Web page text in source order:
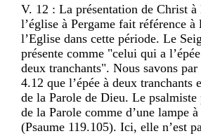
V. 12 : La présentation de Christ à
l’église à Pergame fait référence à
l’Eglise dans cette période. Le
présente comme "celui qui a
deux tranchants". Nous savons
4.12 que l’épée à deux tranchants
de la Parole de Dieu. Le psalmiste
de la Parole comme d’une lampe
(Psaume 119.105). Ici, elle n’est